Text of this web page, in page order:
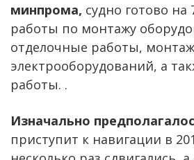
минпрома, судно готово на
работы по монтажу
отделочные работы, монтаж
электрооборудований, а
работы. .
Изначально
приступит к навигации в